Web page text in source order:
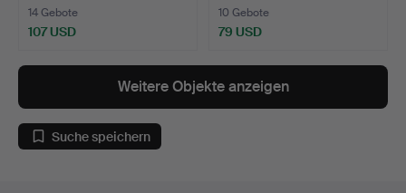
14 Gebote
107 USD
10 Gebote
79 USD
Weitere Objekte anzeigen
Suche speichern